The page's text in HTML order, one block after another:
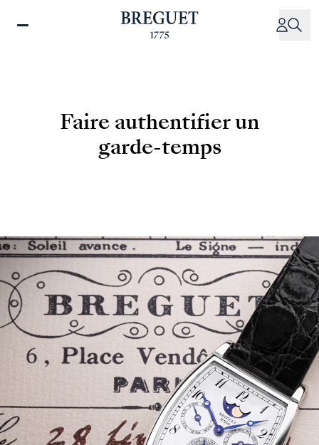
Faire authentifier un
garde-temps